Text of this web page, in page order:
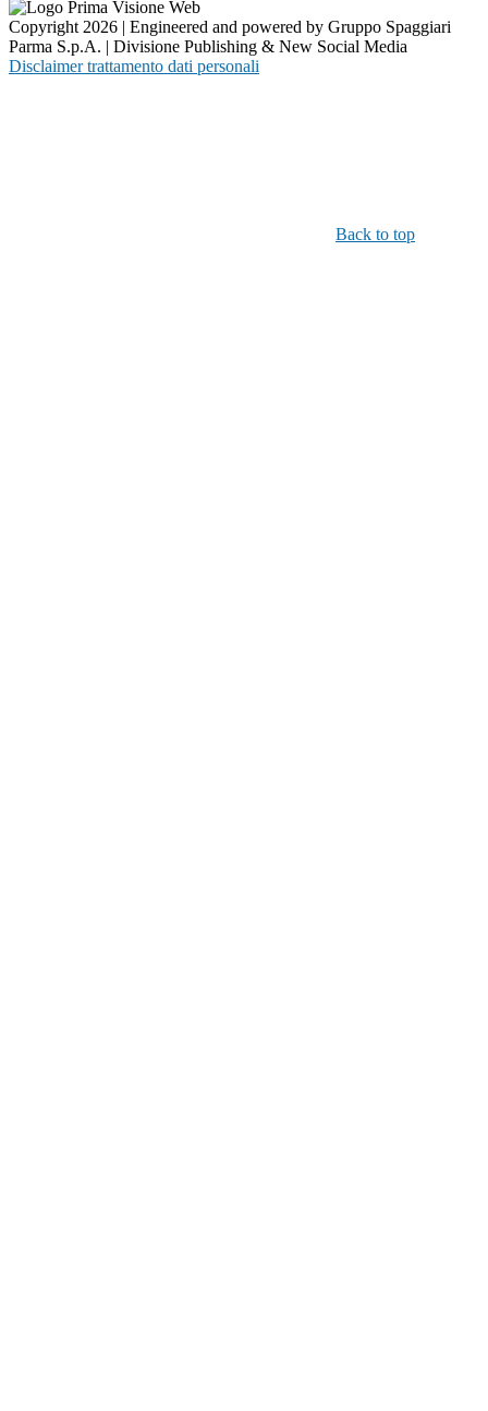
Copyright 2026 | Engineered and powered by Gruppo Spaggiari
Parma S.p.A. | Divisione Publishing & New Social Media
Disclaimer trattamento dati personali
Back to top